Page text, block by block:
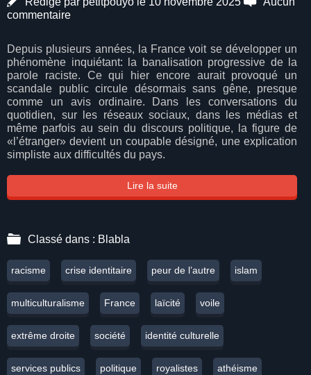
commentaire
Depuis plusieurs années, la France voit se développer un
phénomène inquiétant: la banalisation progressive de la
parole raciste. Ce qui hier encore aurait provoqué un
scandale public circule désormais sans gêne, presque
comme un avis ordinaire. Dans les conversations du
quotidien, sur les réseaux sociaux, dans les médias et
même parfois au sein du discours politique, la figure de
«l’étranger» devient un coupable désigné, une explication
simpliste aux difficultés du pays.
Lire la suite
Classé dans : Blabla
racisme crise identitaire peur de l’autre islam
multiculturalisme France laïcité voile
extrême droite société identité culturelle
services publics politique royalistes athéisme